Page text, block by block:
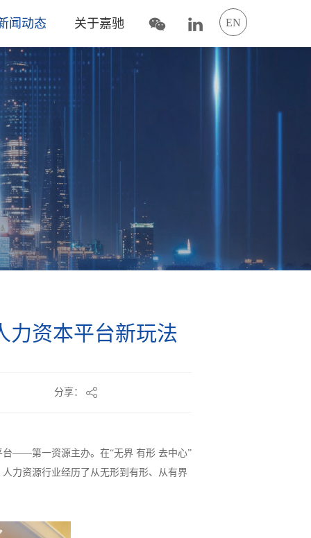
闻动态 关于嘉驰 EN
力资本平台新玩法
分享：
台——第一资源主办。在“无界 有形 去中心”
力资源行业经历了从无形到有形、从有界